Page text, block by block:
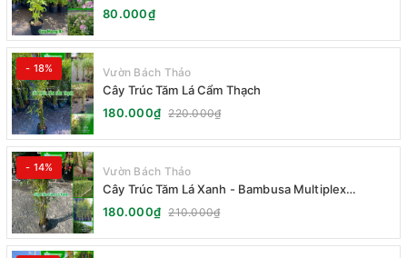
80.000₫
- 18% Vườn Bách Thảo
Cây Trúc Tăm Lá Cẩm Thạch
180.000₫ 220.000₫
- 14% Vườn Bách Thảo
Cây Trúc Tăm Lá Xanh - Bambusa Multiplex
Fernleaf
180.000₫ 210.000₫